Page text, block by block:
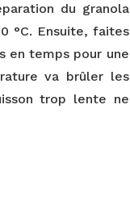
du granola
°C. Ensuite, faites
en temps pour une
va brûler les
trop lente ne